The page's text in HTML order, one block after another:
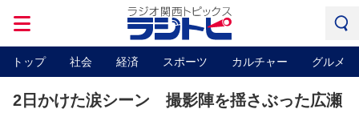
トップ 社会 経済 スポーツ カルチャー グルメ
2日かけた涙シーン 撮影陣を揺さぶった広瀬